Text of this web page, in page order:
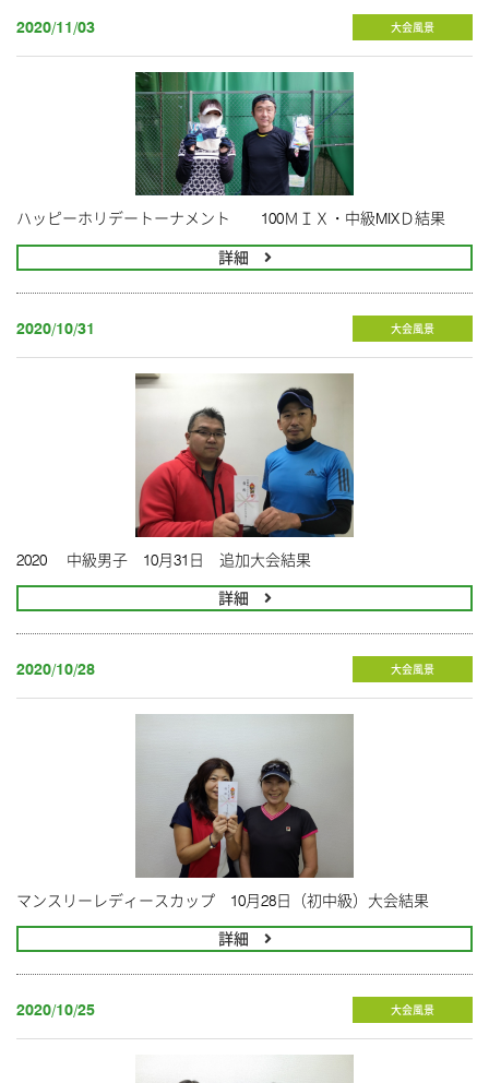
2020/11/03 大会風景
ハッピーホリデートーナメント 100ＭＩＸ・中級MIXＤ結果
詳細
2020/10/31 大会風景
2020 中級男子 10月31日 追加大会結果
詳細
2020/10/28 大会風景
マンスリーレディースカップ 10月28日（初中級）大会結果
詳細
2020/10/25 大会風景